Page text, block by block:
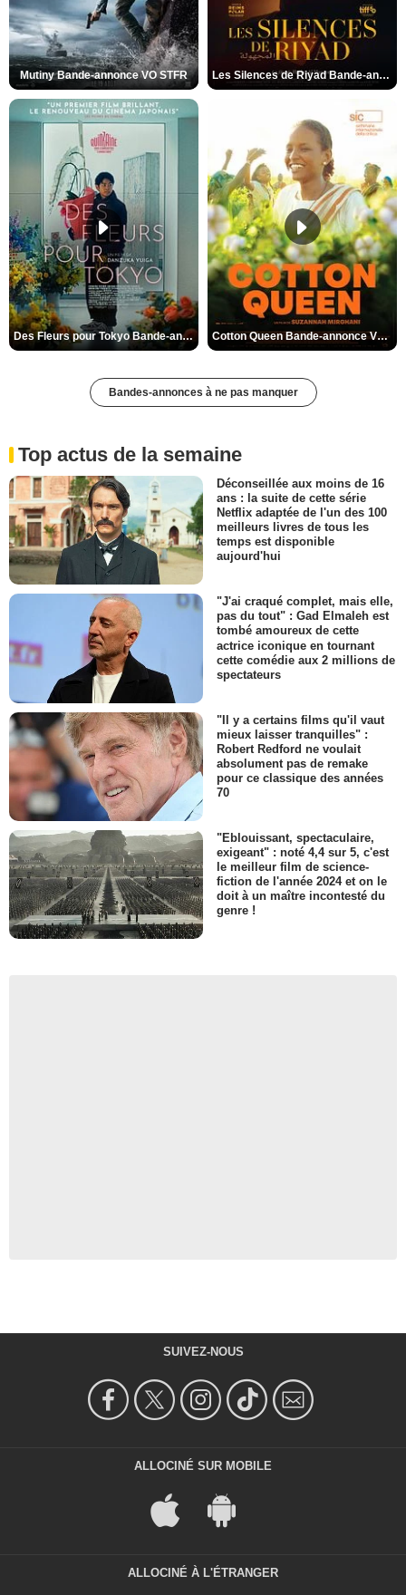
Mutiny Bande-annonce VO STFR Les Silences de Riyad Bande-annonce VO STFR
Des Fleurs pour Tokyo Bande-annonce VO STFR Cotton Queen Bande-annonce VO STFR
Bandes-annonces à ne pas manquer
Top actus de la semaine
Déconseillée aux moins de 16
ans : la suite de cette série
Netflix adaptée de l'un des 100
meilleurs livres de tous les
temps est disponible
aujourd'hui
"J'ai craqué complet, mais elle,
pas du tout" : Gad Elmaleh est
tombé amoureux de cette
actrice iconique en tournant
cette comédie aux 2 millions de
spectateurs
"Il y a certains films qu'il vaut
mieux laisser tranquilles" :
Robert Redford ne voulait
absolument pas de remake
pour ce classique des années
70
"Eblouissant, spectaculaire,
exigeant" : noté 4,4 sur 5, c'est
le meilleur film de science-
fiction de l'année 2024 et on le
doit à un maître incontesté du
genre !
SUIVEZ-NOUS
ALLOCINÉ SUR MOBILE
ALLOCINÉ À L'ÉTRANGER